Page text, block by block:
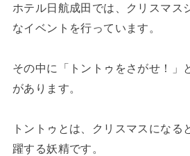
ホテル日航成田では、クリスマス
なイベントを行っています。
その中に「トントゥをさがせ！」
があります。
トントゥとは、クリスマスになる
躍する妖精です。